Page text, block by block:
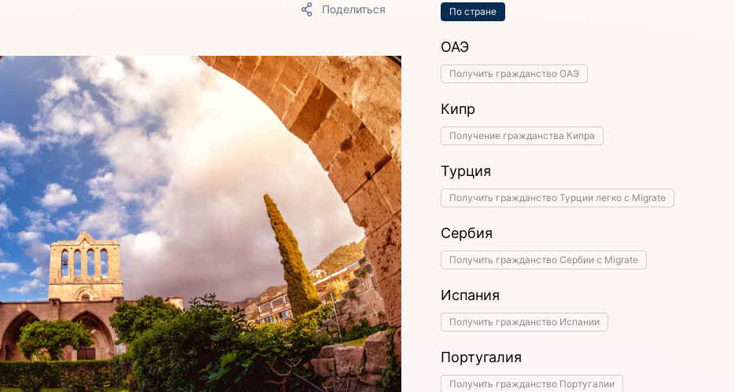
Поделиться По стране
ОАЭ
Получить гражданство ОАЭ
Кипр
Получение гражданства Кипра
Турция
Получить гражданство Турции легко с Migrate
Сербия
Получить гражданство Сербии с Migrate
Испания
Получить гражданство Испании
Португалия
Получить гражданство Португалии